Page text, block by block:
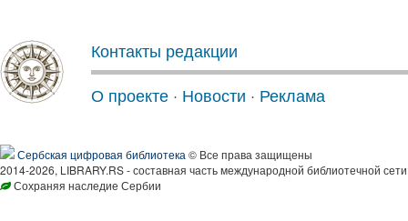
Контакты редакции
О проекте · Новости · Реклама
Сербская цифровая библиотека © Все права защищены
2014-2026, LIBRARY.RS - составная часть международной библиотечной
Сохраняя наследие Сербии